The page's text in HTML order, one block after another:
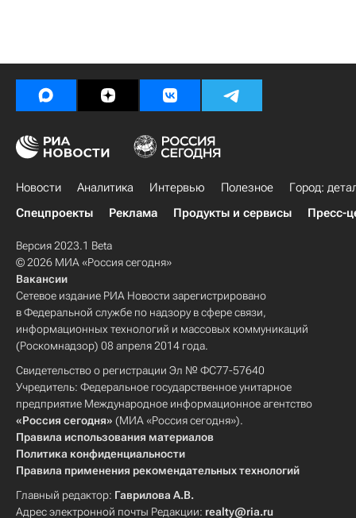
Новости Аналитика Интервью Полезное
Город:
Спецпроекты
Реклама Продукты и сервисы Пресс-
Версия 2023.1 Beta
© 2026 МИА «Россия сегодня»
Вакансии
Сетевое издание РИА Новости зарегистрировано
в Федеральной службе по надзору в сфере связи,
информационных технологий и массовых коммуникаций
(Роскомнадзор) 08 апреля 2014 года.
Свидетельство о регистрации Эл № ФС77-57640
Учредитель: Федеральное государственное унитарное
предприятие Международное информационное агентство
«Россия сегодня» (МИА «Россия сегодня»).
Правила использования материалов
Политика конфиденциальности
Правила применения рекомендательных технологий
Главный редактор: Гаврилова А.В.
Адрес электронной почты Редакции: realty@ria.ru